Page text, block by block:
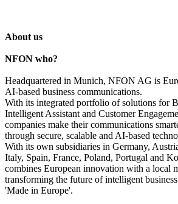
About us
NFON who?
Headquartered in Munich, NFON AG is
AI-based business communications.
With its integrated portfolio of solutions for
Intelligent Assistant and Customer
companies make their communications
through secure, scalable and AI-based
With its own subsidiaries in Germany,
Italy, Spain, France, Poland, Portugal and
combines European innovation with a local
transforming the future of intelligent
'Made in Europe'.